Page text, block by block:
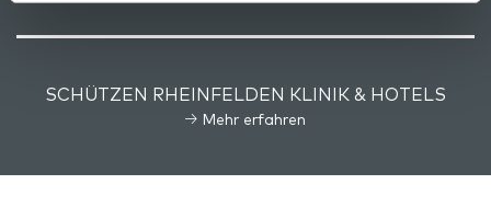
SCHÜTZEN RHEINFELDEN KLINIK & HOTELS
Mehr erfahren